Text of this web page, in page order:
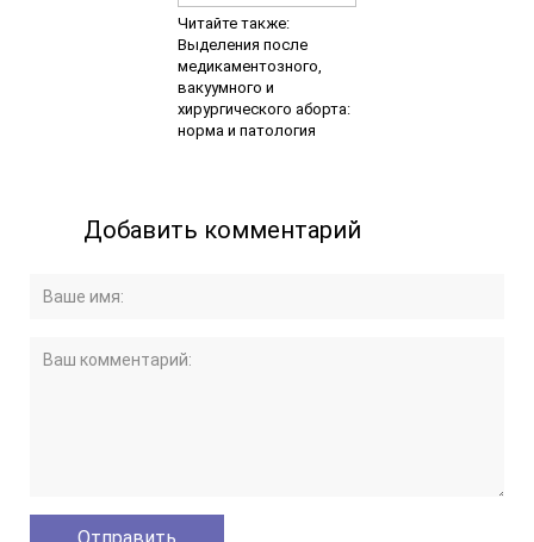
Читайте также:
Выделения после
медикаментозного,
вакуумного и
хирургического аборта:
норма и патология
Добавить комментарий